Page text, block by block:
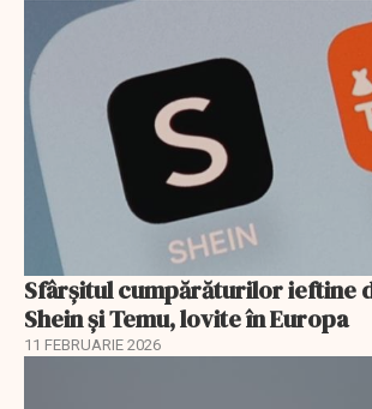
Sfârșitul cumpărăturilor ieftine
Shein și Temu, lovite în Europa
11 FEBRUARIE 2026